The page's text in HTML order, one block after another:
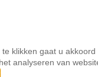
te klikken gaat u
analyseren van